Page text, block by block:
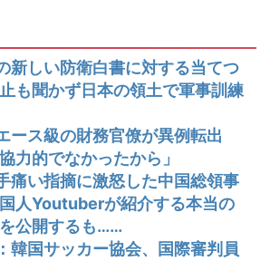
新しい防衛白書に対する当てつ
も聞かず日本の領土で軍事訓練
ース級の財務官僚が異例転出
的でなかったから」
痛い指摘に激怒した中国総領事
人Youtuberが紹介する本当の
公開するも……
韓国サッカー協会、国際審判員